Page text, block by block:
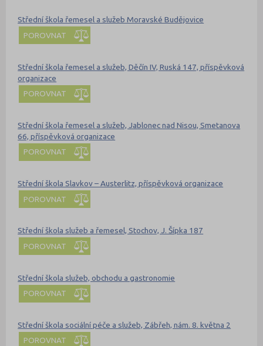
Střední škola řemesel a služeb Moravské Budějovice
POROVNAT
Střední škola řemesel a služeb, Děčín IV, Ruská 147, příspěvková
organizace
POROVNAT
Střední škola řemesel a služeb, Jablonec nad Nisou, Smetanova
66, příspěvková organizace
POROVNAT
Střední škola Slavkov – Austerlitz, příspěvková organizace
POROVNAT
Střední škola služeb a řemesel, Stochov, J. Šípka 187
POROVNAT
Střední škola služeb, obchodu a gastronomie
POROVNAT
Střední škola sociální péče a služeb, Zábřeh, nám. 8. května 2
POROVNAT